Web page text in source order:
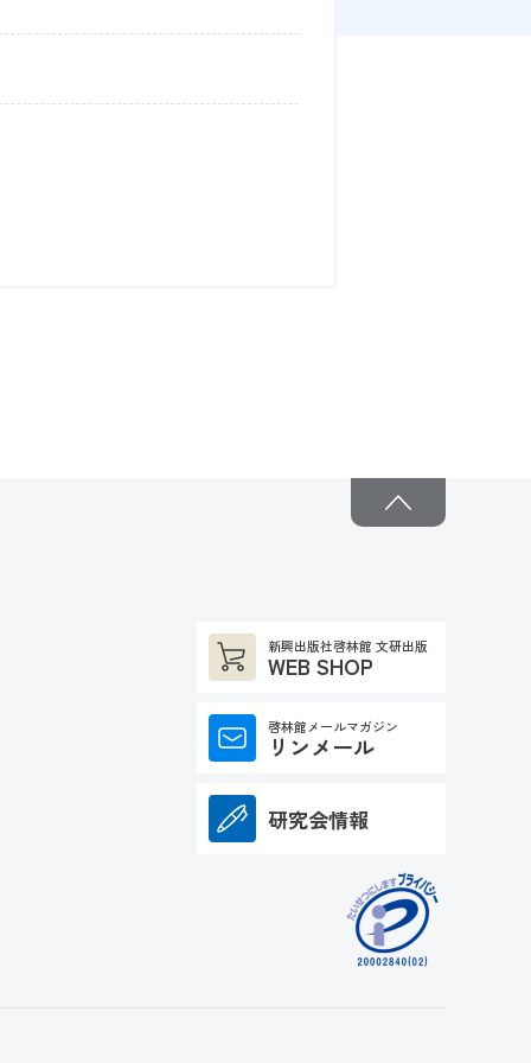
新興出版社啓林館 文研出版
WEB SHOP
啓林館メールマガジン
リンメール
研究会情報